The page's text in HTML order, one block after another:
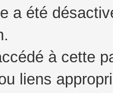
a été
à cette
liens